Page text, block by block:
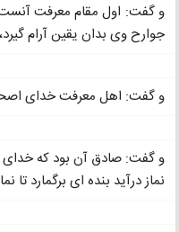
و گفت: اول مقام معرفت
جوارح وی بدان یقین آرام
و گفت: اهل معرفت خدای
و گفت: صادق آن بود که خدای
نماز درآید بنده ای برگمارد تا